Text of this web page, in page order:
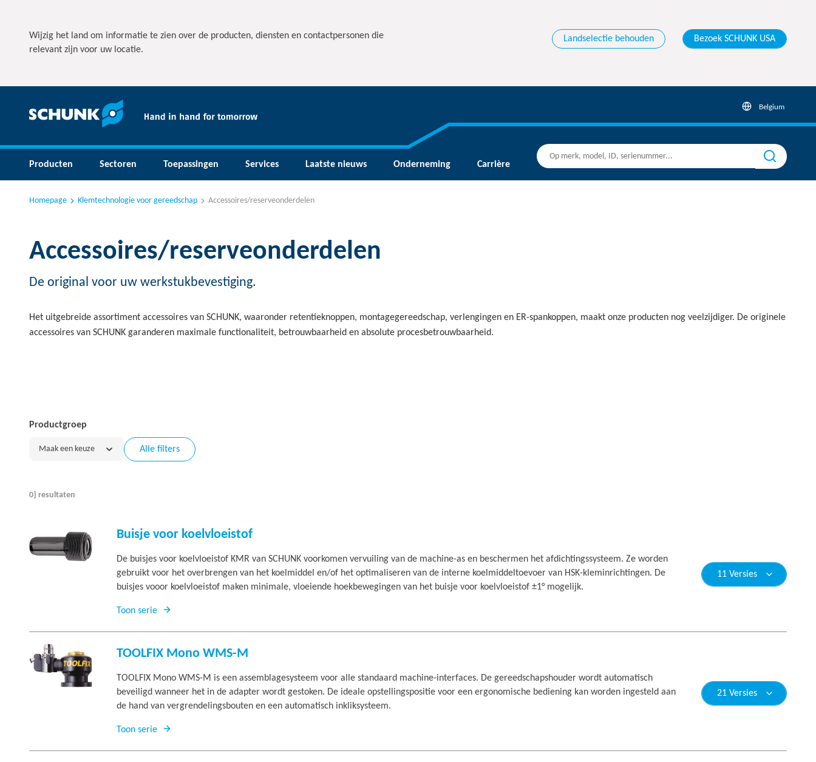
Wijzig het land om informatie te zien over de producten, diensten en contactpersonen die
relevant zijn voor uw locatie.
Landselectie behouden Bezoek SCHUNK USA
Belgium
Producten Sectoren Toepassingen Services Laatste nieuws Onderneming Carrière
Homepage Klemtechnologie voor gereedschap Accessoires/reserveonderdelen
Accessoires/reserveonderdelen
De original voor uw werkstukbevestiging.
Het uitgebreide assortiment accessoires van SCHUNK, waaronder retentieknoppen, montagegereedschap, verlengingen en ER-spankoppen, maakt onze producten nog veelzijdiger. De originele
accessoires van SCHUNK garanderen maximale functionaliteit, betrouwbaarheid en absolute procesbetrouwbaarheid.
Productgroep
Maak een keuze Alle filters
0} resultaten
Buisje voor koelvloeistof
De buisjes voor koelvloeistof KMR van SCHUNK voorkomen vervuiling van de machine-as en beschermen het afdichtingssysteem. Ze worden
gebruikt voor het overbrengen van het koelmiddel en/of het optimaliseren van de interne koelmiddeltoevoer van HSK-kleminrichtingen. De
buisjes vooor koelvloeistof maken minimale, vloeiende hoekbewegingen van het buisje voor koelvloeistof ±1° mogelijk.
Toon serie
11 Versies
TOOLFIX Mono WMS-M
TOOLFIX Mono WMS-M is een assemblagesysteem voor alle standaard machine-interfaces. De gereedschapshouder wordt automatisch
beveiligd wanneer het in de adapter wordt gestoken. De ideale opstellingspositie voor een ergonomische bediening kan worden ingesteld aan
de hand van vergrendelingsbouten en een automatisch inkliksysteem.
Toon serie
21 Versies